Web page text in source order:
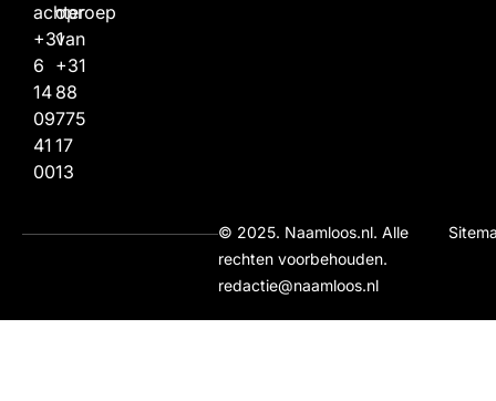
achter
+31
6
14
09
41
00
oproep
van
+31
88
775
17
13
© 2025. Naamloos.nl. Alle
rechten voorbehouden.
redactie@naamloos.nl